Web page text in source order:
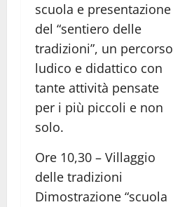
scuola e presentazione
del “sentiero delle
tradizioni”, un percorso
ludico e didattico con
tante attività pensate
per i più piccoli e non
solo.
Ore 10,30 – Villaggio
delle tradizioni
Dimostrazione “scuola